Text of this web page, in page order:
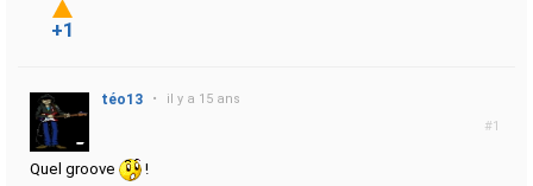
+1
#1
téo13 • il y a 15 ans
Quel groove !